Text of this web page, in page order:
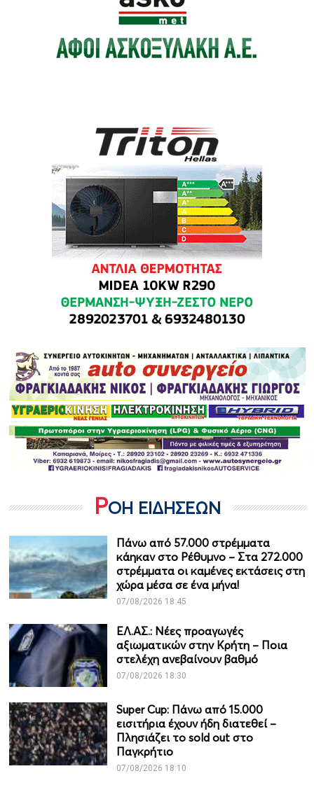
ΡΟΗ ΕΙΔΗΣΕΩΝ
Πάνω από 57.000 στρέμματα
κάηκαν στο Ρέθυμνο – Στα 272.000
στρέμματα οι καμένες εκτάσεις στη
χώρα μέσα σε ένα μήνα!
07/08/2026 18:45
ΕΛ.ΑΣ.: Νέες προαγωγές
αξιωματικών στην Κρήτη – Ποια
στελέχη ανεβαίνουν βαθμό
07/08/2026 18:30
Super Cup: Πάνω από 15.000
εισιτήρια έχουν ήδη διατεθεί –
Πλησιάζει το sold out στο
Παγκρήτιο
07/08/2026 18:10